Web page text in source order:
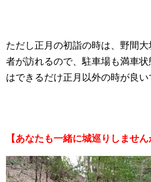
ただし正月の初詣の時は、野間
者が訪れるので、駐車場も満車
はできるだけ正月以外の時が良い
【あなたも一緒に城巡りしません